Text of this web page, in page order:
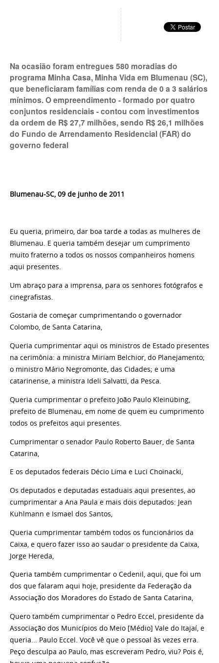
Na ocasião foram entregues 580 moradias do
programa Minha Casa, Minha Vida em Blumenau (SC),
que beneficiaram famílias com renda de 0 a 3 salários
mínimos. O empreendimento - formado por quatro
conjuntos residenciais - contou com investimentos
da ordem de R$ 27,7 milhões, sendo R$ 26,1 milhões
do Fundo de Arrendamento Residencial (FAR) do
governo federal
Blumenau-SC, 09 de junho de 2011
Eu queria, primeiro, dar boa tarde a todas as mulheres de
Blumenau. E queria também desejar um cumprimento
muito fraterno a todos os nossos companheiros homens
aqui presentes.
Um abraço para a imprensa, para os senhores fotógrafos e
cinegrafistas.
Gostaria de começar cumprimentando o governador
Colombo, de Santa Catarina,
Queria cumprimentar aqui os ministros de Estado presentes
na cerimônia: a ministra Miriam Belchior, do Planejamento;
o ministro Mário Negromonte, das Cidades; e uma
catarinense, a ministra Ideli Salvatti, da Pesca.
Queria cumprimentar o prefeito João Paulo Kleinübing,
prefeito de Blumenau, em nome de quem eu cumprimento
todos os prefeitos aqui presentes.
Cumprimentar o senador Paulo Roberto Bauer, de Santa
Catarina,
E os deputados federais Décio Lima e Luci Choinacki,
Os deputados e deputadas estaduais aqui presentes, ao
cumprimentar a Ana Paula e mais dois deputados: Jean
Kuhlmann e Ismael dos Santos,
Queria cumprimentar também todos os funcionários da
Caixa, e quero fazer isso ao saudar o presidente da Caixa,
Jorge Hereda,
Queria também cumprimentar o Cedenil, aqui, que foi um
dos que falaram aqui hoje, presidente da Federação da
Associação dos Moradores do Estado de Santa Catarina,
Quero também cumprimentar o Pedro Eccel, presidente da
Associação dos Municípios do Meio [Médio] Vale do Itajaí, e
queria... Paulo Eccel. Você vê que o pessoal às vezes erra.
Peço desculpa ao Paulo, mas escreveram Pedro, viu? Pois é,